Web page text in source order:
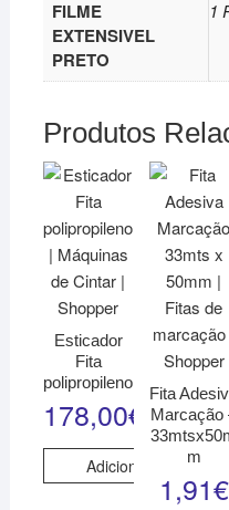
FILME
EXTENSIVEL
PRETO
1
Produtos
Esticador
Fita
polipropileno
178,00€
Adicionar
Fita
Marcação
m
1,91€